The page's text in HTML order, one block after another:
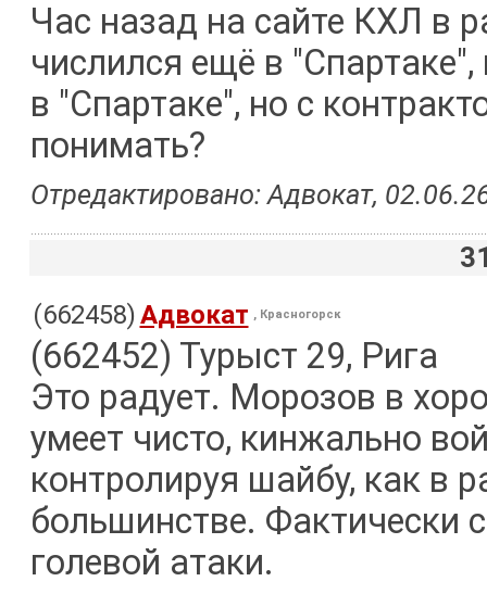
Час назад на сайте КХЛ в
числился ещё в
в "Спартаке", но с
понимать?
Отредактировано: Адвокат,
(662458)Адвокат , Красногорск
(662452) Турыст 29, Рига
Это радует. Морозов в
умеет чисто, кинжально
контролируя шайбу, как в
большинстве. Фактически
голевой атаки.